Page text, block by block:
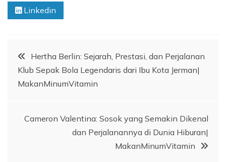
Linkedin
Post
navigation
Hertha Berlin: Sejarah, Prestasi, dan Perjalanan
Klub Sepak Bola Legendaris dari Ibu Kota Jerman|
MakanMinumVitamin
Cameron Valentina: Sosok yang Semakin Dikenal
dan Perjalanannya di Dunia Hiburan|
MakanMinumVitamin